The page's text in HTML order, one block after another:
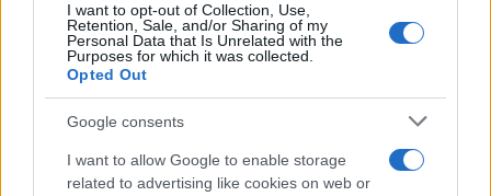
I want to opt-out of Collection, Use,
Retention, Sale, and/or Sharing of my
Personal Data that Is Unrelated with the
Purposes for which it was collected.
Opted Out
Google consents
I want to allow Google to enable storage
related to advertising like cookies on web or
Cumuli di rifiuti a Santa Teresa Gallura, la
segnalazione dei residenti
Incendi in Gallura, devastati un chiosco e due
furgoni: le indagini